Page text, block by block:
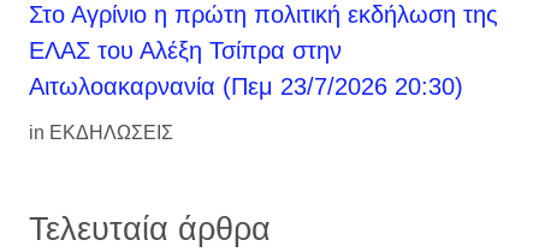
Στο Αγρίνιο η πρώτη πολιτική εκδήλωση της
ΕΛΑΣ του Αλέξη Τσίπρα στην
Αιτωλοακαρνανία (Πεμ 23/7/2026 20:30)
in ΕΚΔΗΛΩΣΕΙΣ
Τελευταία άρθρα